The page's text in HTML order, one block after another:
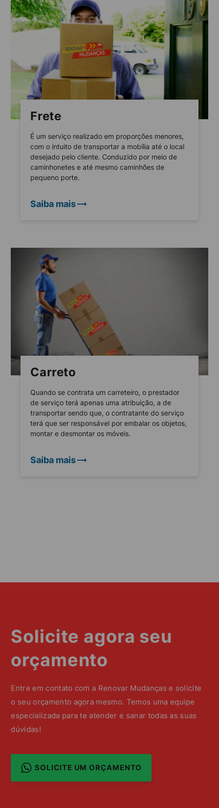
Frete
É um serviço realizado em proporções menores,
com o intuito de transportar a mobília até o local
desejado pelo cliente. Conduzido por meio de
caminhonetes e até mesmo caminhões de
pequeno porte.
Saiba mais
Carreto
Quando se contrata um carreteiro, o prestador
de serviço terá apenas uma atribuição, a de
transportar sendo que, o contratante do serviço
terá que ser responsável por embalar os objetos,
montar e desmontar os móveis.
Saiba mais
Solicite agora seu
orçamento
Entre em contato com a Renovar Mudanças e solicite
o seu orçamento agora mesmo. Temos uma equipe
especializada para te atender e sanar todas as suas
dúvidas!
SOLICITE UM ORÇAMENTO